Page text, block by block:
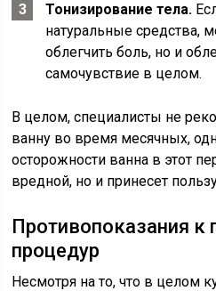
Тонизирование тела.
натуральные средства,
облегчить боль, но и
самочувствие в целом.
В целом, специалисты не
ванну во время месячных,
осторожности ванна в этот
вредной, но и принесет
Противопоказания к
процедур
Несмотря на то, что в целом